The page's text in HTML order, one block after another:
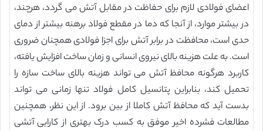
اعضای فولادی لازم برای حفاظت در مقابل آتش می گردد، هرچند،
در بیشتر موارد، از آنجا که دما در مقطع فولاد برهنه بیشتر از دمای
حدی است، محافظت در برابر آتش برای اجزا فولادی همچنان ضروری
است. به علت هزینه بالای نیروی انسانی و زمان ساخت افزایش یافته،
کاربرد هرگونه محافظ آتش می تواند هزینه بالای ساخت سازه را
تحمیل کند، بنابراین پتانسیل کامل فولاد تنها زمانی می تواند
بدست آید که محافظ آتش کاملا از بین برود. از این نظر، همچنین
مطالعات فشرده اخیر موفق به کسب درک بهتری از کارایی آتشی